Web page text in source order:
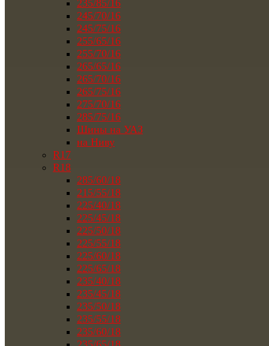
235/85/16
245/70/16
245/75/16
255/65/16
255/70/16
265/65/16
265/70/16
265/75/16
275/70/16
285/75/16
Шины на УАЗ
на Ниву
R17
R18
285/60/18
215/55/18
225/40/18
225/45/18
225/50/18
225/55/18
225/60/18
225/65/18
235/40/18
235/45/18
235/50/18
235/55/18
235/60/18